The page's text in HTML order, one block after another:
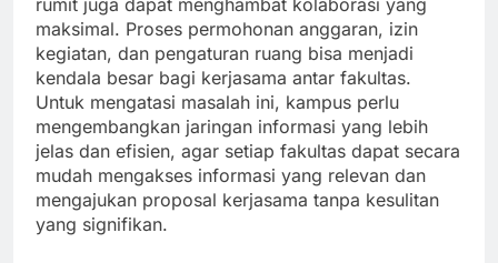
rumit juga dapat menghambat kolaborasi yang
maksimal. Proses permohonan anggaran, izin
kegiatan, dan pengaturan ruang bisa menjadi
kendala besar bagi kerjasama antar fakultas.
Untuk mengatasi masalah ini, kampus perlu
mengembangkan jaringan informasi yang lebih
jelas dan efisien, agar setiap fakultas dapat secara
mudah mengakses informasi yang relevan dan
mengajukan proposal kerjasama tanpa kesulitan
yang signifikan.